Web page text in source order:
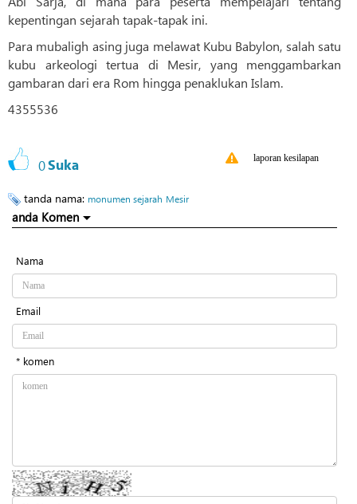
kepentingan sejarah tapak-tapak ini.
Para mubaligh asing juga melawat Kubu Babylon, salah satu
kubu arkeologi tertua di Mesir, yang menggambarkan
gambaran dari era Rom hingga penaklukan Islam.
4355536
0Suka laporan kesilapan
tanda nama: monumen sejarah Mesir
anda Komen
Nama
Email
* komen